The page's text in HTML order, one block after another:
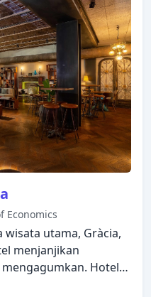
pakaian, teh gratis,
untuk
malam Anda.
renang luar
meningkatkan
yang ramah
bisa Anda harapkan
Universal Hotel.
Economics
wisata utama, Gràcia,
menjanjikan
Hotel
dan fasilitas